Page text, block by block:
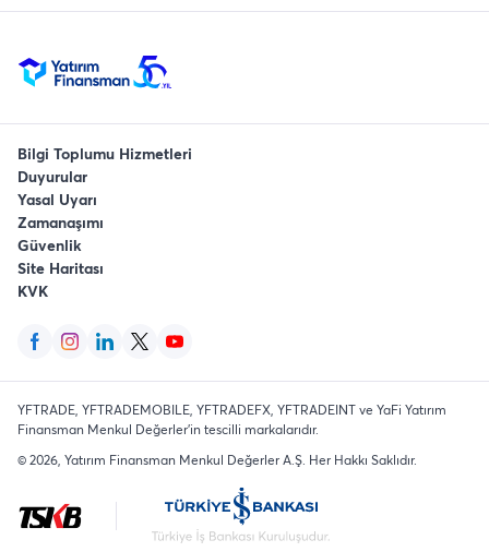
Bilgi Toplumu Hizmetleri
Duyurular
Yasal Uyarı
Zamanaşımı
Güvenlik
Site Haritası
KVK
YFTRADE, YFTRADEMOBILE, YFTRADEFX, YFTRADEINT ve YaFi Yatırım
Finansman Menkul Değerler'in tescilli markalarıdır.
©2026 , Yatırım Finansman Menkul Değerler A.Ş. Her Hakkı Saklıdır.